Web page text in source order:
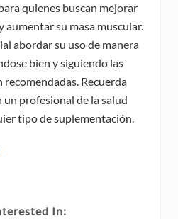
quienes buscan mejorar
su masa muscular.
abordar su uso de manera
bien y siguiendo las
Recuerda
profesional de la salud
tipo de suplementación.
In: